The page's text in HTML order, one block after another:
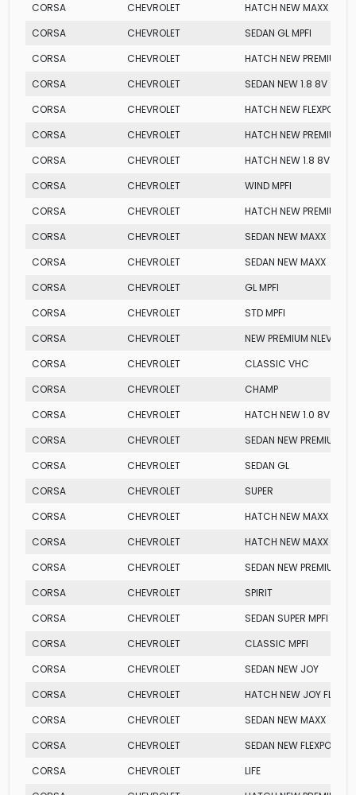
CORSA
CHEVROLET
HATCH NEW MAXX
CORSA
CHEVROLET
SEDAN GL MPFI
CORSA
CHEVROLET
HATCH NEW PREMIUM
CORSA
CHEVROLET
SEDAN NEW 1.8 8V
CORSA
CHEVROLET
HATCH NEW FLEXPOWER
CORSA
CHEVROLET
HATCH NEW PREMIUM
CORSA
CHEVROLET
HATCH NEW 1.8 8V
CORSA
CHEVROLET
WIND MPFI
CORSA
CHEVROLET
HATCH NEW PREMIUM
CORSA
CHEVROLET
SEDAN NEW MAXX
CORSA
CHEVROLET
SEDAN NEW MAXX
CORSA
CHEVROLET
GL MPFI
CORSA
CHEVROLET
STD MPFI
CORSA
CHEVROLET
NEW PREMIUM NLEV
CORSA
CHEVROLET
CLASSIC VHC
CORSA
CHEVROLET
CHAMP
CORSA
CHEVROLET
HATCH NEW 1.0 8V MPFI
CORSA
CHEVROLET
SEDAN NEW PREMIUM
CORSA
CHEVROLET
SEDAN GL
CORSA
CHEVROLET
SUPER
CORSA
CHEVROLET
HATCH NEW MAXX
CORSA
CHEVROLET
HATCH NEW MAXX
CORSA
CHEVROLET
SEDAN NEW PREMIUM
CORSA
CHEVROLET
SPIRIT
CORSA
CHEVROLET
SEDAN SUPER MPFI 8V
CORSA
CHEVROLET
CLASSIC MPFI
CORSA
CHEVROLET
SEDAN NEW JOY
CORSA
CHEVROLET
HATCH NEW JOY FLEX
CORSA
CHEVROLET
SEDAN NEW MAXX
CORSA
CHEVROLET
SEDAN NEW FLEXPOWER
CORSA
CHEVROLET
LIFE